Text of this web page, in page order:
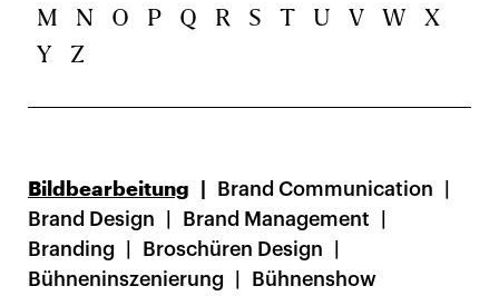
M
N O P Q R S T U V W
X
Y
Z
Bildbearbeitung
Brand Communication
Brand Design
Brand Management
Branding
Broschüren Design
Bühneninszenierung
Bühnenshow